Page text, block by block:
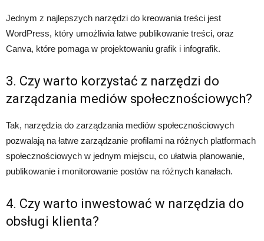
Jednym z najlepszych narzędzi do kreowania treści jest
WordPress, który umożliwia łatwe publikowanie treści, oraz
Canva, które pomaga w projektowaniu grafik i infografik.
3. Czy warto korzystać z narzędzi do
zarządzania mediów społecznościowych?
Tak, narzędzia do zarządzania mediów społecznościowych
pozwalają na łatwe zarządzanie profilami na różnych platformach
społecznościowych w jednym miejscu, co ułatwia planowanie,
publikowanie i monitorowanie postów na różnych kanałach.
4. Czy warto inwestować w narzędzia do
obsługi klienta?